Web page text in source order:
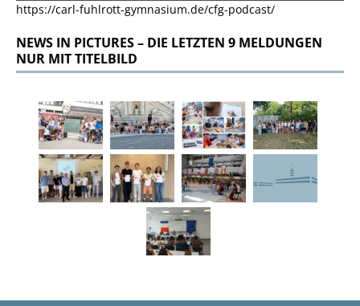
https://carl-fuhlrott-gymnasium.de/cfg-podcast/
NEWS IN PICTURES – DIE LETZTEN 9 MELDUNGEN
NUR MIT TITELBILD